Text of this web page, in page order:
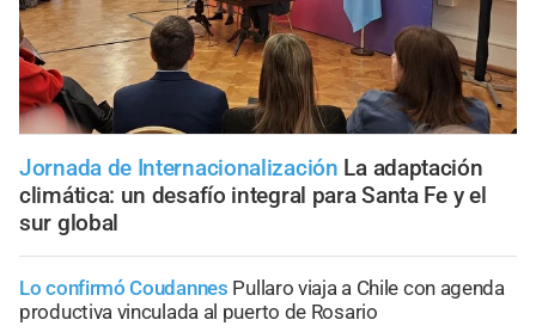
Jornada de Internacionalización La adaptación
climática: un desafío integral para Santa Fe y el
sur global
Lo confirmó Coudannes Pullaro viaja a Chile con agenda
productiva vinculada al puerto de Rosario